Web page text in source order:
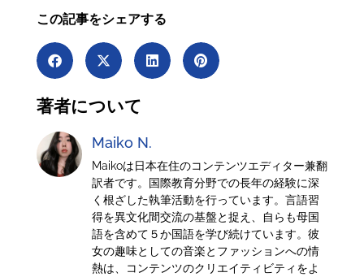
この記事をシェアする
著者について
Maiko N.
Maikoは日本在住のコンテンツエディター兼翻
訳者です。国際教育分野での長年の経験に深
く根ざした執筆活動を行っています。言語習
得を異文化間交流の基盤と捉え、自らも母国
語を含めて５か国語を学び続けています。彼
女の趣味としての音楽とファッションへの情
熱は、コンテンツのクリエイティビティをよ